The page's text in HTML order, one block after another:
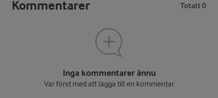
Kommentarer Totalt 0
Inga kommentarer ännu
Var först med att lägga till en kommentar